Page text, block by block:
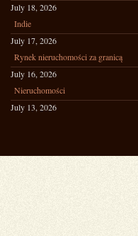
July 18, 2026
Indie
July 17, 2026
Rynek nieruchomości za granicą
July 16, 2026
Nieruchomości
July 13, 2026